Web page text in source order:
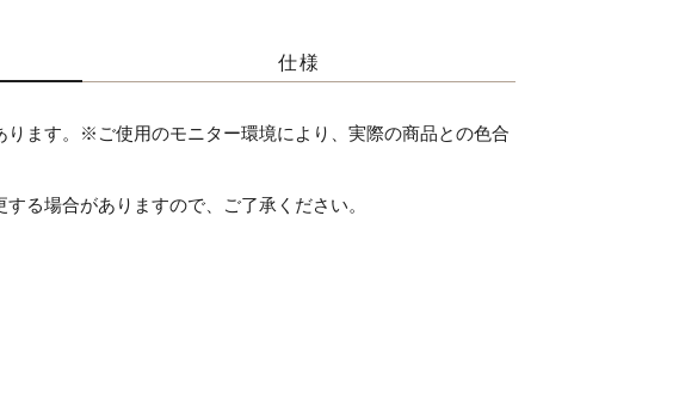
仕様
ます。※ご使用のモニター環境により、実際の商品との色合
る場合がありますので、ご了承ください。